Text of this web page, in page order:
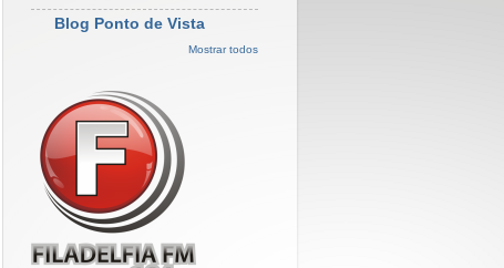
Blog Ponto de Vista
Mostrar todos